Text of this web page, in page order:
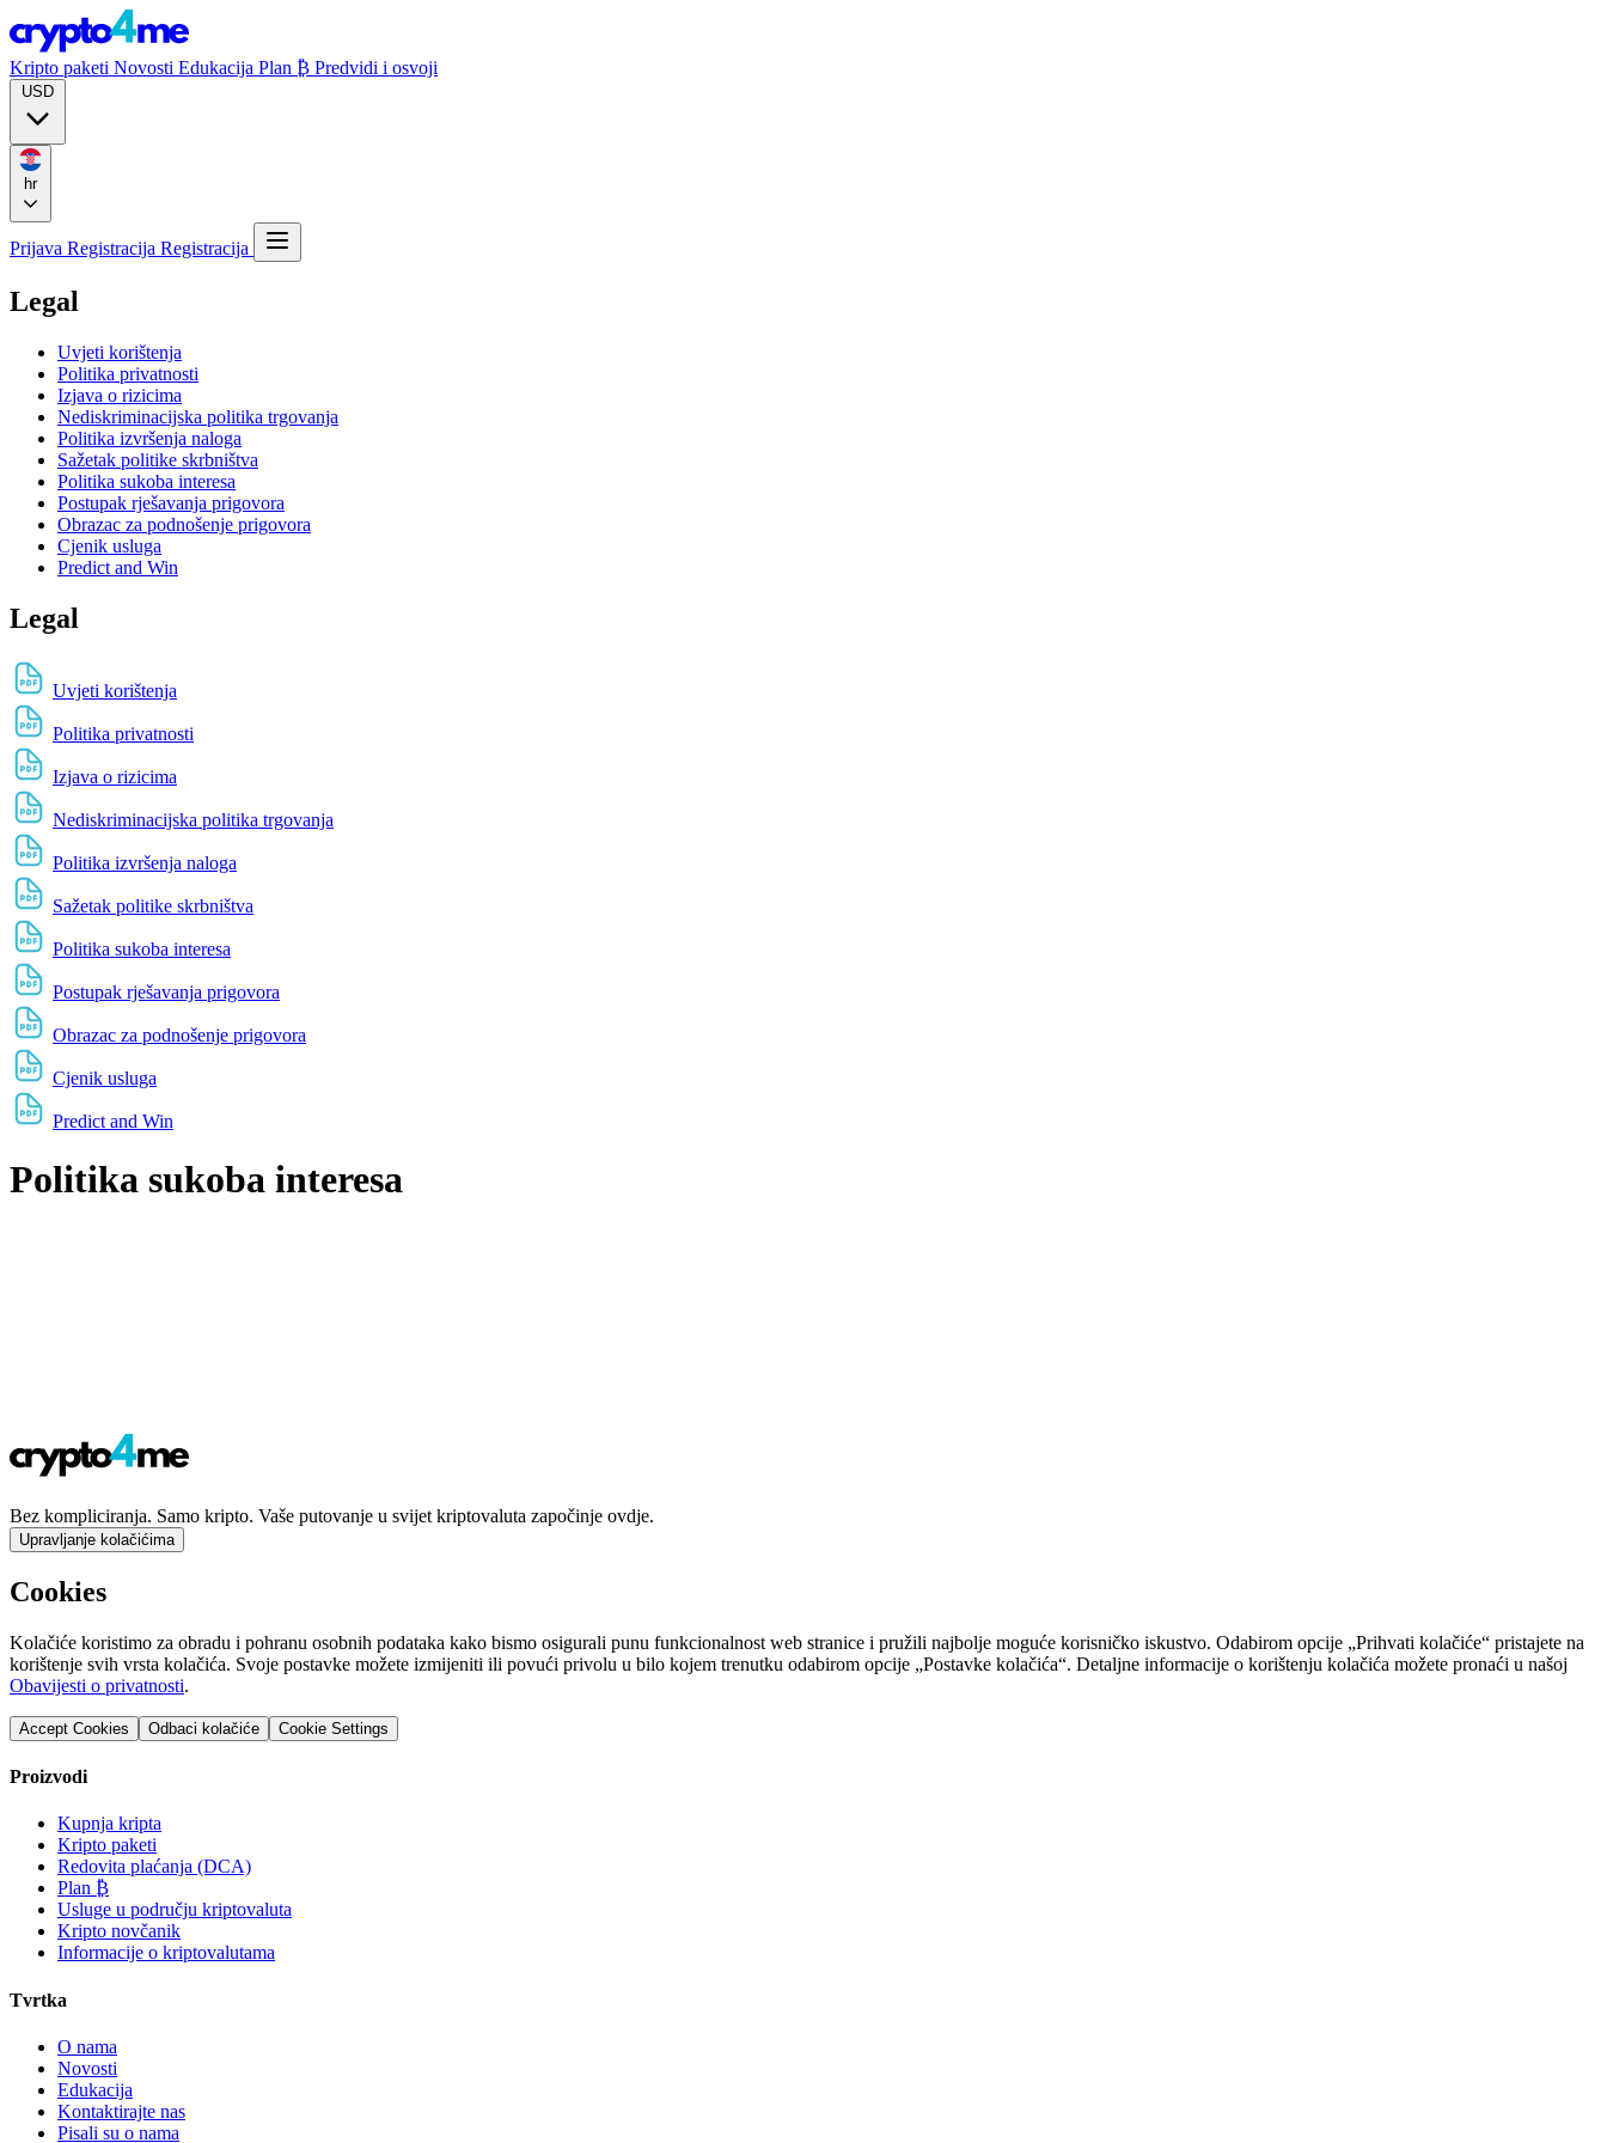
Kripto paketi Novosti Edukacija Plan ₿ Predvidi i osvoji
hr
Prijava Registracija Registracija
Legal
Uvjeti korištenja
Politika privatnosti
Izjava o rizicima
Nediskriminacijska politika trgovanja
Politika izvršenja naloga
Sažetak politike skrbništva
Politika sukoba interesa
Postupak rješavanja prigovora
Obrazac za podnošenje prigovora
Cjenik usluga
Predict and Win
Legal
Uvjeti korištenja
Politika privatnosti
Izjava o rizicima
Nediskriminacijska politika trgovanja
Politika izvršenja naloga
Sažetak politike skrbništva
Politika sukoba interesa
Postupak rješavanja prigovora
Obrazac za podnošenje prigovora
Cjenik usluga
Predict and Win
Politika sukoba interesa
Bez kompliciranja. Samo kripto. Vaše putovanje u svijet kriptovaluta započinje ovdje.
Upravljanje kolačićima
Cookies
Kolačiće koristimo za obradu i pohranu osobnih podataka kako bismo osigurali punu funkcionalnost web stranice i pružili najbolje moguće korisničko iskustvo. Odabirom opcije „Prihvati kolačiće“ pristajete na
korištenje svih vrsta kolačića. Svoje postavke možete izmijeniti ili povući privolu u bilo kojem trenutku odabirom opcije „Postavke kolačića“. Detaljne informacije o korištenju kolačića možete pronaći u našoj
Obavijesti o privatnosti.
Accept Cookies Odbaci kolačiće Cookie Settings
Proizvodi
Kupnja kripta
Kripto paketi
Redovita plaćanja (DCA)
Plan ₿
Usluge u području kriptovaluta
Kripto novčanik
Informacije o kriptovalutama
Tvrtka
O nama
Novosti
Edukacija
Kontaktirajte nas
Pisali su o nama